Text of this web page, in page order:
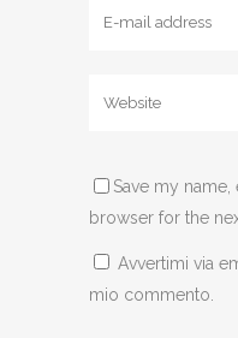
Save my
browser for the
Avvertimi via
mio commento.